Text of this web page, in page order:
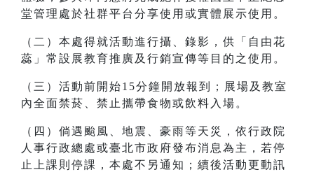
堂管理處於社群平台分享使用或實體展示使用。
（二）本處得就活動進行攝、錄影，供「自由花
蕊」常設展教育推廣及行銷宣傳等目的之使用。
（三）活動前開始15分鐘開放報到；展場及教室
內全面禁菸、禁止攜帶食物或飲料入場。
（四）倘遇颱風、地震、豪雨等天災，依行政院
人事行政總處或臺北市政府發布消息為主，若停
止上課則停課，本處不另通知；續後活動更動訊